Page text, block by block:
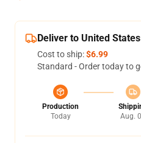
Deliver to United States
Cost to ship:$6.99
Standard - Order today to
Production
Today
Aug.